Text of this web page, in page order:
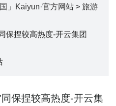
」Kaiyun·官方网站 > 旅游
保捏较高热度-开云集团
保捏较高热度-开云集